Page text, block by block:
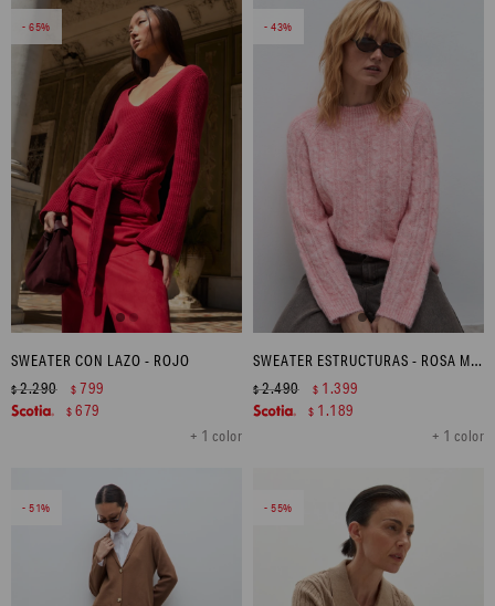
65
SWEATER CON LAZO - ROJO
+ 1 color
$2.290 $ 799
$ 679
43
SWEATER ESTRUCTURAS - ROSA MELANGE
+ 1 color
$2.490 $ 1.399
$ 1.189
51 55